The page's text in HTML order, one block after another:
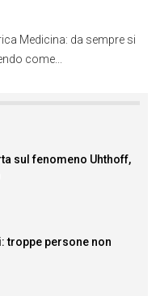
Medicina: da sempre si
come...
sul fenomeno Uhthoff,
troppe persone non